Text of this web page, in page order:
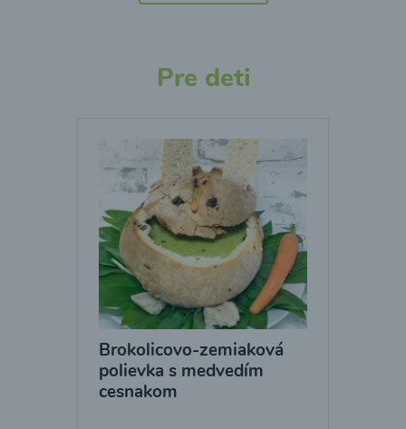
Pre deti
Brokolicovo-zemiaková
polievka s medvedím
cesnakom